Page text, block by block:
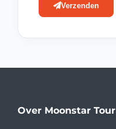
Verzenden
Over Moonstar Tour